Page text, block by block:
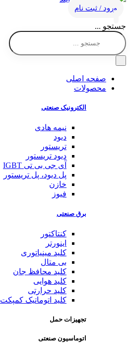
ورود / ثبت نام
جستجو ...
صفحه اصلی
محصولات
الکترونیک صنعتی
نیمه هادی
دیود
تریستور
دیود تریستور
آی جی بی تی IGBT
پل دیود، پل تریستور
خازن
فیوز
برق صنعتی
کنتاکتور
اینورتر
کلید مینیاتوری
بی متال
کلید محافظ جان
کلید هوایی
کلید حرارتی
کلید اتوماتیک کمپکت
تجهیزات حمل
اتوماسیون صنعتی